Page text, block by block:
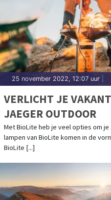
25 november 2022, 12:07 uur
VERLICHT JE
JAEGER OUTDOOR
Met BioLite heb je veel opties om
lampen van BioLite komen in de
BioLite [...]